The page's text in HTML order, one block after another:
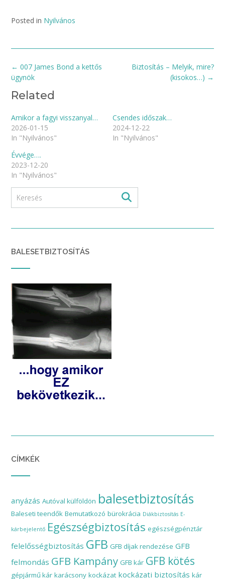
Posted in Nyilvános
Post
navigation
Biztosítás – Melyik, mire?
(kisokos…) →
← 007 James Bond a kettős
ügynök
Related
Amikor a fagyi visszanyal…
2026-01-15
In "Nyilvános"
Csendes időszak…
2024-12-22
In "Nyilvános"
Évvége….
2023-12-20
In "Nyilvános"
BALESETBIZTOSÍTÁS
CÍMKÉK
anyázás Autóval külföldön balesetbiztosítás
Baleseti teendők Bemutatkozó bürokrácia Diákbiztosítás E-
kárbejelentő Egészségbiztosítás egészségpénztár
felelősségbiztosítás GFB GFB díjak rendezése GFB
felmondás GFB Kampány GFB kár GFB kötés
gépjármű kár karácsony kockázat kockázati biztosítás kár